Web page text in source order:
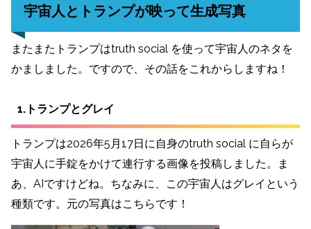
宇宙人とトランプが映って生成写真
またまたトランプはtruth social を使って宇宙人のネタを
かましました。ですので、その話をこれからしますね！
1.トランプとグレイ
トランプは2026年5月17日に自身のtruth social に自らが
宇宙人に手錠をかけて連行する画像を投稿しました。ま
あ、AIですけどね。ちなみに、この宇宙人はグレイという
種類です。元の写真はこちらです！